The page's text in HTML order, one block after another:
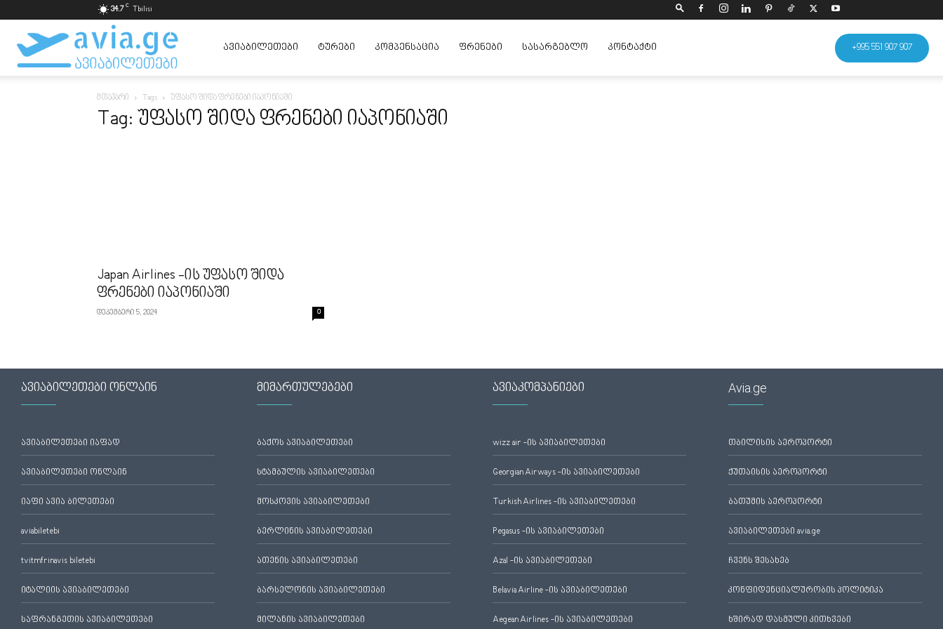
34.7 C Tbilisi
+995 551 907 907
ავიაბილეთები
ყველაზე
ᲐᲕᲘᲐᲑᲘᲚᲔᲗᲔᲑᲘ ᲢᲣᲠᲔᲑᲘ ᲙᲝᲛᲞᲔᲜᲡᲐᲪᲘᲐ ᲤᲠᲔᲜᲔᲑᲘ ᲡᲐᲡᲐᲠᲒᲔᲑᲚᲝ ᲙᲝᲜᲢᲐᲥᲢᲘ
მთავარი Tags უფასო შიდა ფრენები იაპონიაში
Tag: უფასო შიდა ფრენები იაპონიაში
Japan Airlines -ის უფასო შიდა
ფრენები იაპონიაში
დეკემბერი 5, 2024 0
ავიაბილეთები ონლაინ
ავიაბილეთები იაფად
ავიაბილეთები ონლაინ
იაფი ავია ბილეთები
aviabiletebi
tvitmfrinavis biletebi
იტალიის ავიაბილეთები
საფრანგეთის ავიაბილეთები
მიმართულებები
ბაქოს ავიაბილეთები
სტამბულის ავიაბილეთები
მოსკოვის ავიაბილეთები
ბერლინის ავიაბილეთები
ათენის ავიაბილეთები
ბარსელონის ავიაბილეთები
მილანის ავიაბილეთები
ავიაკომპანიები
wizz air -ის ავიაბილეთები
Georgian Airways -ის ავიაბილეთები
Turkish Airlines -ის ავიაბილეთები
Pegasus -ის ავიაბილეთები
Azal -ის ავიაბილეთები
Belavia Airline -ის ავიაბილეთები
Aegean Airlines -ის ავიაბილეთები
Avia.ge
თბილისის აეროპორტი
ქუთაისის აეროპორტი
ბათუმის აეროპორტი
ავიაბილეთები avia.ge
ჩვენს შესახებ
კონფიდენციალურობის პოლიტიკა
ხშირად დასმული კითხვები